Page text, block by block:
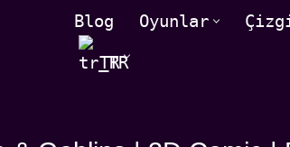
Blog Oyunlar
TR